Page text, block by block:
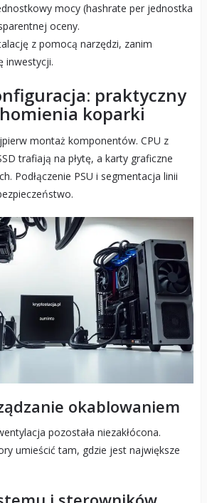
mocy (hashrate per jednostka
oceny.
z pomocą narzędzi, zanim
inwestycji.
praktyczny
koparki
montaż komponentów. CPU z
trafiają na płytę, a karty graficzne
Podłączenie PSU i segmentacja linii
okablowaniem
pozostała niezakłócona.
umieścić tam, gdzie jest największe